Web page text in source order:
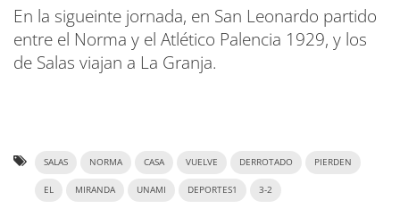
En la sigueinte jornada, en San Leonardo partido
entre el Norma y el Atlético Palencia 1929, y los
de Salas viajan a La Granja.
SALAS NORMA CASA VUELVE DERROTADO PIERDEN
EL MIRANDA UNAMI DEPORTES1 3-2